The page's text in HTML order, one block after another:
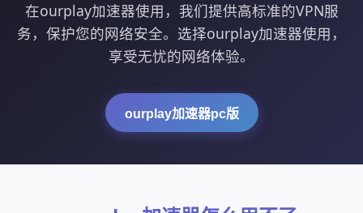
在ourplay加速器使用，我们提供高标准的VPN服
务，保护您的网络安全。选择ourplay加速器使用，
享受无忧的网络体验。
ourplay加速器pc版